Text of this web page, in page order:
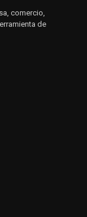
comercio,
de